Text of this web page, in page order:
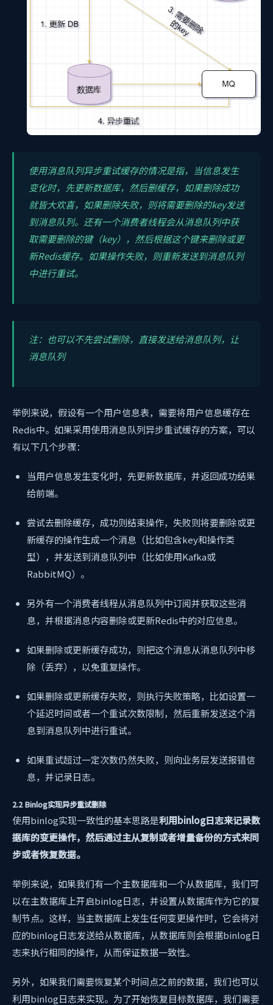
使用消息队列异步重试缓存的情况是指，当信息发生
变化时，先更新数据库，然后删缓存，如果删除成功
就皆大欢喜，如果删除失败，则将需要删除的key发送
到消息队列。还有一个消费者线程会从消息队列中获
取需要删除的键（key），然后根据这个键来删除或更
新Redis缓存。如果操作失败，则重新发送到消息队列
中进行重试。
注：也可以不先尝试删除，直接发送给消息队列，让
消息队列
举例来说，假设有一个用户信息表，需要将用户信息缓存在
Redis中。如果采用使用消息队列异步重试缓存的方案，可以
有以下几个步骤：
当用户信息发生变化时，先更新数据库，并返回成功结果
给前端。
尝试去删除缓存，成功则结束操作，失败则将要删除或更
新缓存的操作生成一个消息（比如包含key和操作类
型），并发送到消息队列中（比如使用Kafka或
RabbitMQ）。
另外有一个消费者线程从消息队列中订阅并获取这些消
息，并根据消息内容删除或更新Redis中的对应信息。
如果删除或更新缓存成功，则把这个消息从消息队列中移
除（丢弃），以免重复操作。
如果删除或更新缓存失败，则执行失败策略，比如设置一
个延迟时间或者一个重试次数限制，然后重新发送这个消
息到消息队列中进行重试。
如果重试超过一定次数仍然失败，则向业务层发送报错信
息，并记录日志。
2.2 Binlog实现异步重试删除
使用binlog实现一致性的基本思路是利用binlog日志来记录数
据库的变更操作，然后通过主从复制或者增量备份的方式来同
步或者恢复数据。
举例来说，如果我们有一个主数据库和一个从数据库，我们可
以在主数据库上开启binlog日志，并设置从数据库作为它的复
制节点。这样，当主数据库上发生任何变更操作时，它会将对
应的binlog日志发送给从数据库，从数据库则会根据binlog日
志来执行相同的操作，从而保证数据一致性。
另外，如果我们需要恢复某个时间点之前的数据，我们也可以
利用binlog日志来实现。为了开始恢复目标数据库，我们需要